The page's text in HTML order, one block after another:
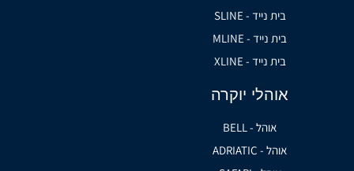
בית נייד - SLINE
בית נייד - MLINE
בית נייד - XLINE
אוהלי יוקרה
אוהל - BELL
אוהל - ADRIATIC